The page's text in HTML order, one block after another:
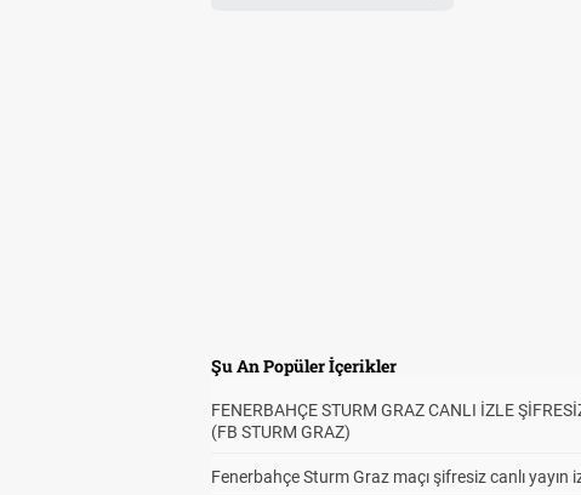
Şu An Popüler İçerikler
FENERBAHÇE STURM GRAZ CANLI İZLE
(FB STURM GRAZ)
Fenerbahçe Sturm Graz maçı şifresiz canlı yayın